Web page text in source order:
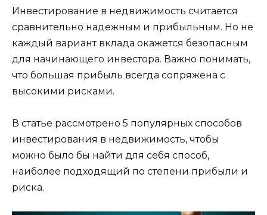
Инвестирование в недвижимость считается
сравнительно надежным и прибыльным. Но не
каждый вариант вклада окажется безопасным
для начинающего инвестора. Важно понимать,
что большая прибыль всегда сопряжена с
высокими рисками.
В статье рассмотрено 5 популярных способов
инвестирования в недвижимость, чтобы
можно было бы найти для себя способ,
наиболее подходящий по степени прибыли и
риска.